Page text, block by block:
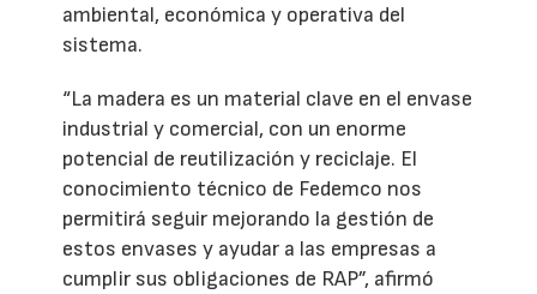
ambiental, económica y operativa del
sistema.
“La madera es un material clave en el envase
industrial y comercial, con un enorme
potencial de reutilización y reciclaje. El
conocimiento técnico de Fedemco nos
permitirá seguir mejorando la gestión de
estos envases y ayudar a las empresas a
cumplir sus obligaciones de RAP”, afirmó